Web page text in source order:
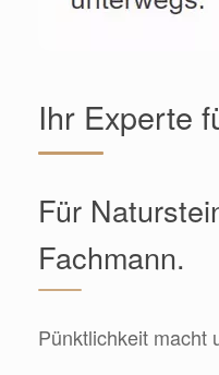
Ihr Experte
Für
Fachmann.
Pünktlichkeit macht